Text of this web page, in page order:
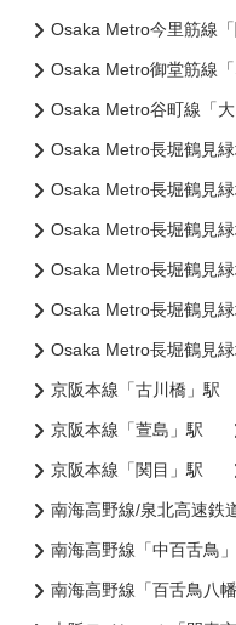
Osaka Metro今里筋線
Osaka Metro御堂筋線
Osaka Metro谷町線「
Osaka Metro長堀鶴見
Osaka Metro長堀鶴見
Osaka Metro長堀鶴見
Osaka Metro長堀鶴見
Osaka Metro長堀鶴見
Osaka Metro長堀鶴見
京阪本線「古川橋」駅
京阪本線「萱島」駅
京阪本線「関目」駅
南海高野線/泉北高速鉄
南海高野線「中百舌鳥
南海高野線「百舌鳥八